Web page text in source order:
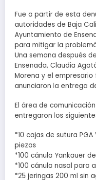
Fue a partir de esta
autoridades de Baja
Ayuntamiento de
para mitigar la
Una semana después
Ensenada, Claudia
Morena y el empresario
anunciaron la entrega
El área de
entregaron los
*10 cajas de sutura PGA
piezas
*100 cánula Yankauer
*100 cánula nasal para
*25 jeringas 200 ml sin